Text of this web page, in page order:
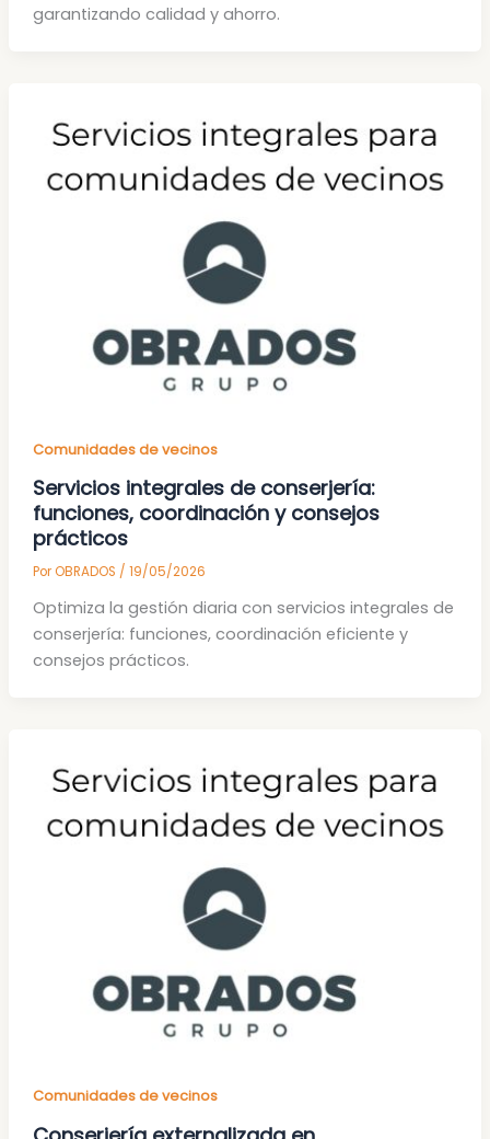
garantizando calidad y ahorro.
Comunidades de vecinos
Servicios integrales de conserjería:
funciones, coordinación y consejos
prácticos
PorOBRADOS / 19/05/2026
Optimiza la gestión diaria con servicios integrales de
conserjería: funciones, coordinación eficiente y
consejos prácticos.
Comunidades de vecinos